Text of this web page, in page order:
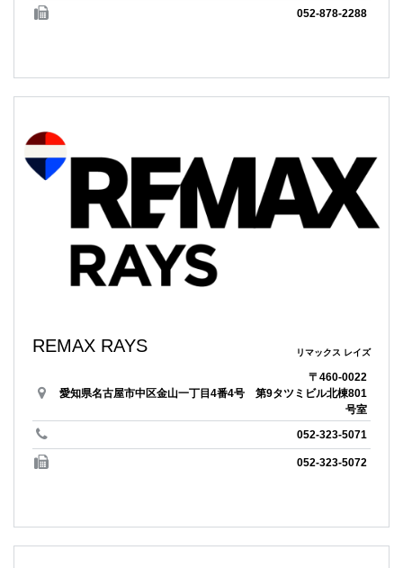
052-878-2288
REMAX RAYS リマックス レイズ
〒460-0022
愛知県名古屋市中区金山一丁目4番4号 第9タツミビル北棟801
号室
052-323-5071
052-323-5072